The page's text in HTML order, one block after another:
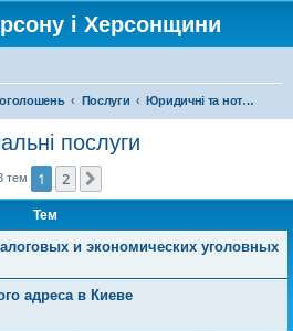
і Херсонщини
Послуги Юридичні та нотаріальні послуги
послуги
тем 1 2
Тем
и экономических уголовных
адреса в Киеве